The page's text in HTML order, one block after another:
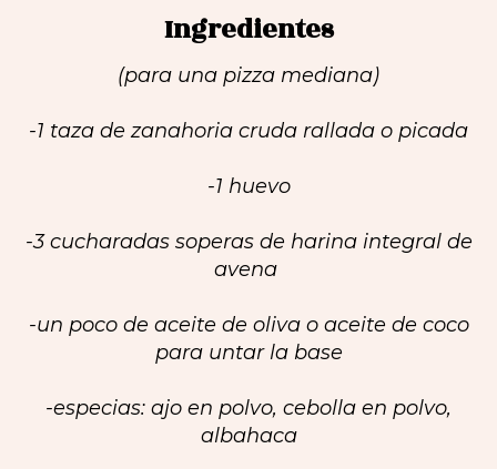
Ingredientes
(para una pizza mediana)
-1 taza de zanahoria cruda rallada o picada
-1 huevo
-3 cucharadas soperas de harina integral de
avena
-un poco de aceite de oliva o aceite de coco
para untar la base
-especias: ajo en polvo, cebolla en polvo,
albahaca